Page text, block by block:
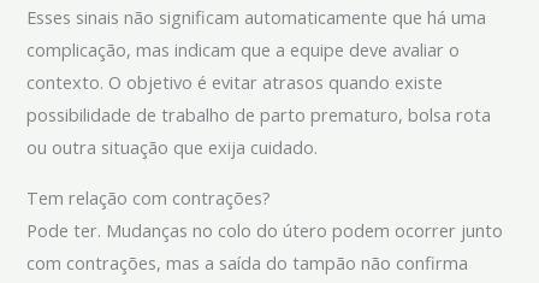
Esses sinais não significam automaticamente que há uma
complicação, mas indicam que a equipe deve avaliar o
contexto. O objetivo é evitar atrasos quando existe
possibilidade de trabalho de parto prematuro, bolsa rota
ou outra situação que exija cuidado.
Tem relação com contrações?
Pode ter. Mudanças no colo do útero podem ocorrer junto
com contrações, mas a saída do tampão não confirma